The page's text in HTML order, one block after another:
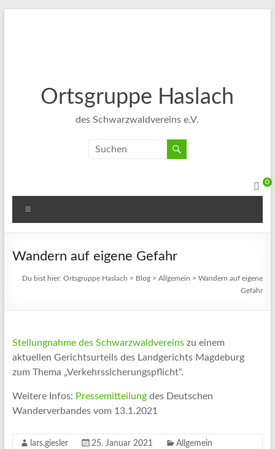
Ortsgruppe Haslach
des Schwarzwaldvereins e.V.
0
Wandern auf eigene Gefahr
Du bist hier:Ortsgruppe Haslach > Blog >Allgemein >Wandern auf eigene
Gefahr
Stellungnahme des Schwarzwaldvereinszu einem
aktuellen Gerichtsurteils des Landgerichts Magdeburg
zum Thema „Verkehrssicherungspflicht“.
Weitere Infos: Pressemitteilungdes Deutschen
Wanderverbandes vom 13.1.2021
lars.giesler 25. Januar 2021 Allgemein